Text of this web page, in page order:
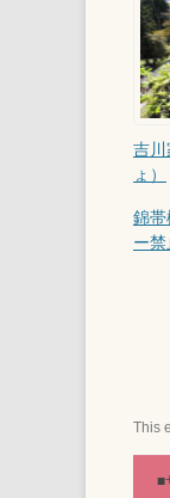
吉川
ょ）
錦帯
ー
This
■